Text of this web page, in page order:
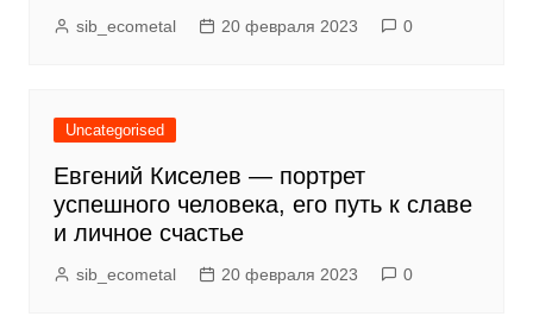
sib_ecometal 20 февраля 2023 0
Uncategorised
Евгений Киселев — портрет
успешного человека, его путь к славе
и личное счастье
sib_ecometal 20 февраля 2023 0